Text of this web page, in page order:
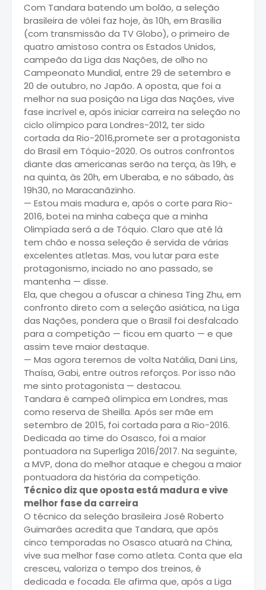
Com Tandara batendo um bolão, a seleção
brasileira de vôlei faz hoje, às 10h, em Brasília
(com transmissão da TV Globo), o primeiro de
quatro amistoso contra os Estados Unidos,
campeão da Liga das Nações, de olho no
Campeonato Mundial, entre 29 de setembro e
20 de outubro, no Japão. A oposta, que foi a
melhor na sua posição na Liga das Nações, vive
fase incrível e, após iniciar carreira na seleção no
ciclo olímpico para Londres-2012, ter sido
cortada da Rio-2016,promete ser a protagonista
do Brasil em Tóquio-2020. Os outros confrontos
diante das americanas serão na terça, às 19h, e
na quinta, às 20h, em Uberaba, e no sábado, às
19h30, no Maracanãzinho.
— Estou mais madura e, após o corte para Rio-
2016, botei na minha cabeça que a minha
Olimpíada será a de Tóquio. Claro que até lá
tem chão e nossa seleção é servida de várias
excelentes atletas. Mas, vou lutar para este
protagonismo, inciado no ano passado, se
mantenha — disse.
Ela, que chegou a ofuscar a chinesa Ting Zhu, em
confronto direto com a seleção asiática, na Liga
das Nações, pondera que o Brasil foi desfalcado
para a competição — ficou em quarto — e que
assim teve maior destaque.
— Mas agora teremos de volta Natália, Dani Lins,
Thaísa, Gabi, entre outros reforços. Por isso não
me sinto protagonista — destacou.
Tandara é campeã olímpica em Londres, mas
como reserva de Sheilla. Após ser mãe em
setembro de 2015, foi cortada para a Rio-2016.
Dedicada ao time do Osasco, foi a maior
pontuadora na Superliga 2016/2017. Na seguinte,
a MVP, dona do melhor ataque e chegou a maior
pontuadora da história da competição.
Técnico diz que oposta está madura e vive
melhor fase da carreira
O técnico da seleção brasileira José Roberto
Guimarães acredita que Tandara, que após
cinco temporadas no Osasco atuará na China,
vive sua melhor fase como atleta. Conta que ela
cresceu, valoriza o tempo dos treinos, é
dedicada e focada. Ele afirma que, após a Liga